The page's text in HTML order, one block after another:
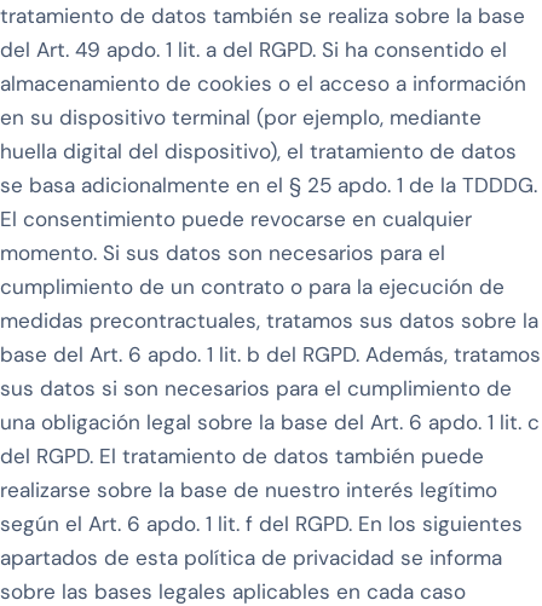
tratamiento de datos también se realiza sobre la base
del Art. 49 apdo. 1 lit. a del RGPD. Si ha consentido el
almacenamiento de cookies o el acceso a información
en su dispositivo terminal (por ejemplo, mediante
huella digital del dispositivo), el tratamiento de datos
se basa adicionalmente en el § 25 apdo. 1 de la TDDDG.
El consentimiento puede revocarse en cualquier
momento. Si sus datos son necesarios para el
cumplimiento de un contrato o para la ejecución de
medidas precontractuales, tratamos sus datos sobre la
base del Art. 6 apdo. 1 lit. b del RGPD. Además, tratamos
sus datos si son necesarios para el cumplimiento de
una obligación legal sobre la base del Art. 6 apdo. 1 lit. c
del RGPD. El tratamiento de datos también puede
realizarse sobre la base de nuestro interés legítimo
según el Art. 6 apdo. 1 lit. f del RGPD. En los siguientes
apartados de esta política de privacidad se informa
sobre las bases legales aplicables en cada caso